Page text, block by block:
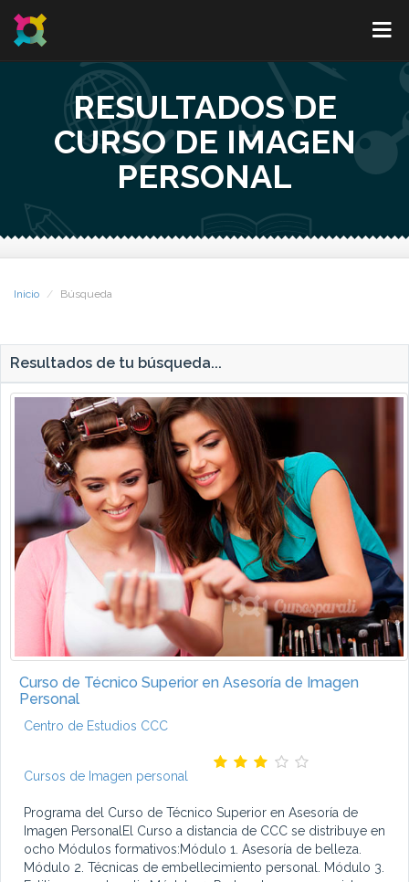
RESULTADOS DE
CURSO DE IMAGEN
PERSONAL
Inicio Búsqueda
Resultados de tu búsqueda...
Curso de Técnico Superior en Asesoría de Imagen
Personal
Centro de Estudios CCC
Cursos de Imagen personal
Programa del Curso de Técnico Superior en Asesoría de
Imagen PersonalEl Curso a distancia de CCC se distribuye en
ocho Módulos formativos:Módulo 1. Asesoría de belleza.
Módulo 2. Técnicas de embellecimiento personal. Módulo 3.